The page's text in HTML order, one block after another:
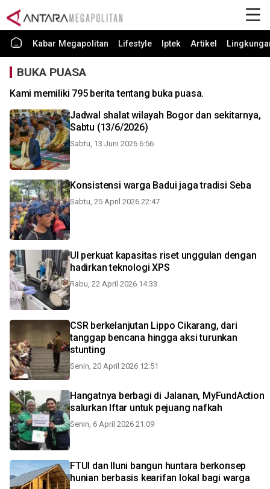
Kabar Megapolitan Lifestyle Iptek Artikel
BUKA PUASA
Kami memiliki 795 berita tentang buka puasa.
Jadwal shalat wilayah Bogor dan sekitarnya,
Sabtu (13/6/2026)
Sabtu, 13 Juni 2026 6:56
Konsistensi warga Badui jaga tradisi Seba
Sabtu, 25 April 2026 22:47
UI perkuat kapasitas riset unggulan dengan
hadirkan teknologi XPS
Rabu, 22 April 2026 14:33
CSR berkelanjutan Lippo Cikarang, dari
tanggap bencana hingga aksi turunkan
stunting
Senin, 20 April 2026 12:51
Hangatnya berbagi di Jalanan, MyFundAction
salurkan Iftar untuk pejuang nafkah
Senin, 6 April 2026 21:09
FTUI dan Iluni bangun huntara berkonsep
hunian berbasis kearifan lokal bagi warga